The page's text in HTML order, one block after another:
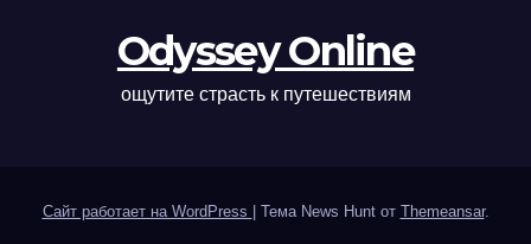
Odyssey Online
ощутите страсть к путешествиям
Сайт работает на WordPress Тема News Hunt от Themeansar.